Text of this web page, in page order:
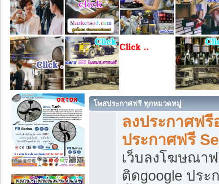
โพสประกาศฟรี ทุกหมวดหมู่
ลงประกาศฟ
ประกาศฟรี
เว็บลงโฆษณา
ติดgoogle ปร